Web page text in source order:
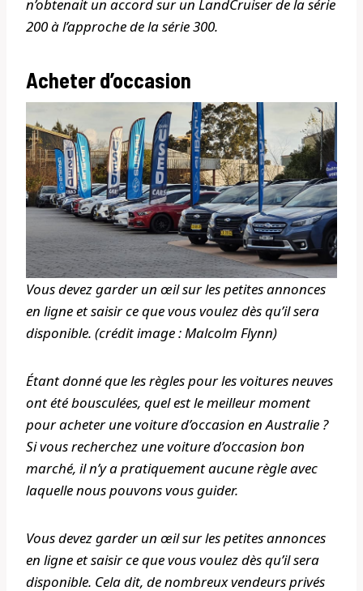
n’obtenait un accord sur un LandCruiser de la série
200 à l’approche de la série 300.
Acheter d’occasion
Vous devez garder un œil sur les petites annonces
en ligne et saisir ce que vous voulez dès qu’il sera
disponible. (crédit image : Malcolm Flynn)
Étant donné que les règles pour les voitures neuves
ont été bousculées, quel est le meilleur moment
pour acheter une voiture d’occasion en Australie ?
Si vous recherchez une voiture d’occasion bon
marché, il n’y a pratiquement aucune règle avec
laquelle nous pouvons vous guider.
Vous devez garder un œil sur les petites annonces
en ligne et saisir ce que vous voulez dès qu’il sera
disponible. Cela dit, de nombreux vendeurs privés